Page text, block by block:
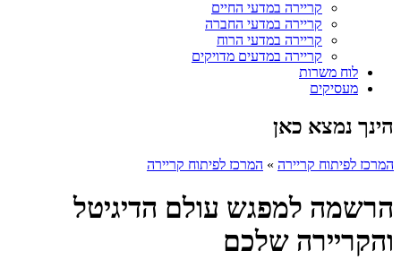
קריירה במדעי החיים
קריירה במדעי החברה
קריירה במדעי הרוח
קריירה במדעים מדויקים
לוח משרות
מעסיקים
הינך נמצא כאן
המרכז לפיתוח קריירה » המרכז לפיתוח קריירה
הרשמה למפגש עולם הדיגיטל
והקריירה שלכם